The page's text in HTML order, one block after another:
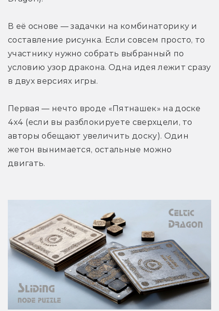
В её основе — задачки на комбинаторику и
составление рисунка. Если совсем просто, то
участнику нужно собрать выбранный по
условию узор дракона. Одна идея лежит сразу
в двух версиях игры.
Первая — нечто вроде «Пятнашек» на доске
4х4 (если вы разблокируете сверхцели, то
авторы обещают увеличить доску). Один
жетон вынимается, остальные можно
двигать.